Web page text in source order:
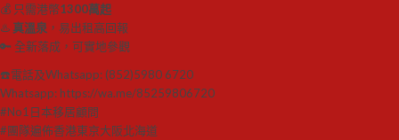
💰 只需港幣1300萬起
♨️真溫泉 ，易出租高回報
🔑 全新落成，可實地參觀
☎️電話及Whatsapp: (852)5980 6720
Whatsapp: https://wa.me/85259806720
#No1日本移居顧問
#團隊遍佈香港東京大阪北海道